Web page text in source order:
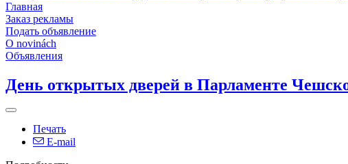
Главная
Заказ рекламы
Подать объявление
O novinách
Объявления
День открытых дверей в Парламенте
Печать
E-mail